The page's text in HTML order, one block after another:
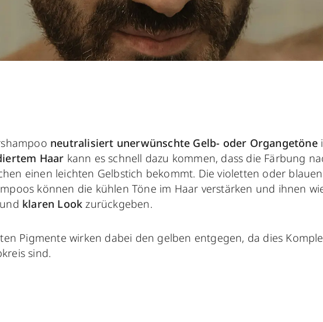
neutralisiert unerwünschte Gelb- oder Organgetöne
Haar kann es schnell dazu kommen, dass die Färbung
einen leichten Gelbstich bekommt. Die violetten oder
können die kühlen Töne im Haar verstärken und ihnen
und klaren Lookzurückgeben.
Pigmente wirken dabei den gelben entgegen, da dies
sind.